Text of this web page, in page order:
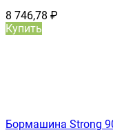
8 746,78 ₽
Купить
Бормашина Strong